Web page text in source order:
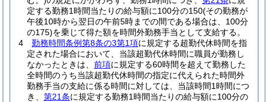
定する勤務1時間当たりの給与額に100分の150(その勤務が
午後10時から翌日の午前5時までの間である場合は、100分
の175)を乗じて得た額を時間外勤務手当として支給する。
4
勤務時間条例第8条の3第1項に規定する超勤代休時間を指
定された場合において、当該超勤代休時間に職員が勤務し
なかったときは、 前項に規定する60時間を超えて勤務した
全時間のうち当該超勤代休時間の指定に代えられた時間外
勤務手当の支給に係る時間に対しては、当該時間1時間につ
き、 第21条に規定する勤務1時間当たりの給与額に100分の